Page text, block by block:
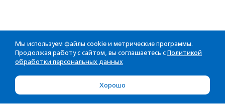
Мы используем файлы cookie и метрические программы.
Продолжая работу с сайтом, вы соглашаетесь с Политикой
обработки персональных данных
Хорошо